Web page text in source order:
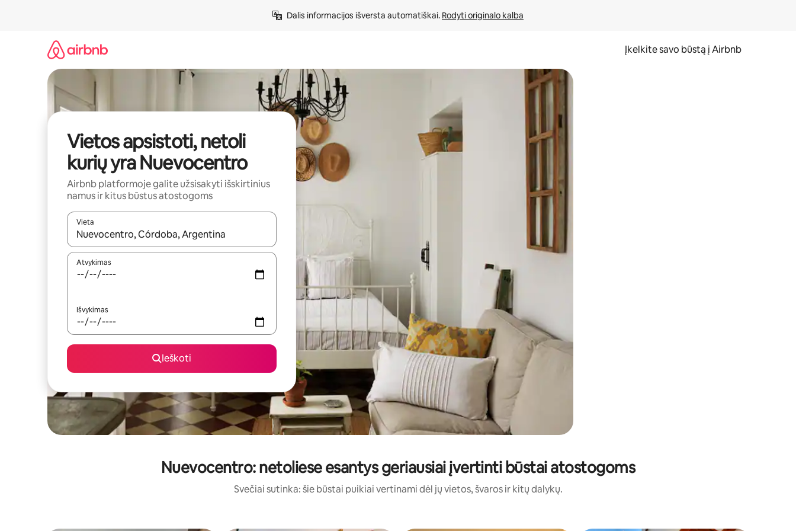
Dalis informacijos išversta automatiškai. Rodyti originalo kalba
Įkelkite savo būstą į Airbnb
Vietos apsistoti, netoli
kurių yra Nuevocentro
Airbnb platformoje galite užsisakyti išskirtinius
namus ir kitus būstus atostogoms
Vieta
Kai pasirodys paieškos rezultatai, juos naršyti galite naudodami rodykles aukštyn ir žemyn arba liesdami ir braukdami per ekraną.
Atvykimas
Išvykimas
Ieškoti
Nuevocentro: netoliese esantys geriausiai įvertinti būstai atostogoms
Svečiai sutinka: šie būstai puikiai vertinami dėl jų vietos, švaros ir kitų dalykų.